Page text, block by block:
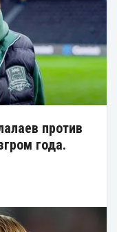
против
года.